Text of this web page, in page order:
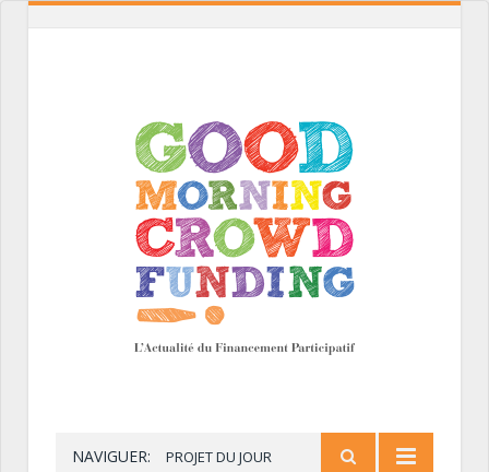
NAVIGUER: PROJET DU JOUR